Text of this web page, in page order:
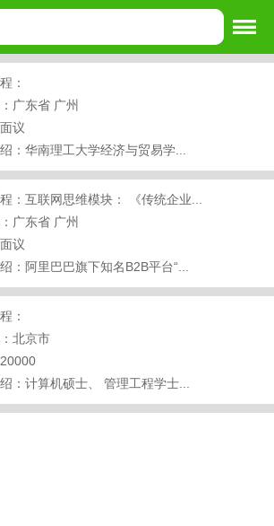
：
广东省 广州
议
：华南理工大学经济与贸易学...
：互联网思维模块： 《传统企业...
广东省 广州
议
：阿里巴巴旗下知名B2B平台“...
：
北京市
：计算机硕士、 管理工程学士...